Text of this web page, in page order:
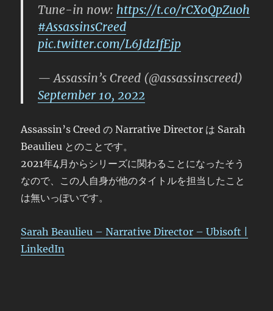
Tune-in now: https://t.co/rCX0QpZuoh
#AssassinsCreed
pic.twitter.com/L6JdzIfEjp
— Assassin’s Creed (@assassinscreed)
September 10, 2022
Assassin’s Creed の Narrative Director は Sarah
Beaulieu とのことです。
2021年4月からシリーズに関わることになったそう
なので、この人自身が他のタイトルを担当したこと
は無いっぽいです。
Sarah Beaulieu – Narrative Director – Ubisoft |
LinkedIn